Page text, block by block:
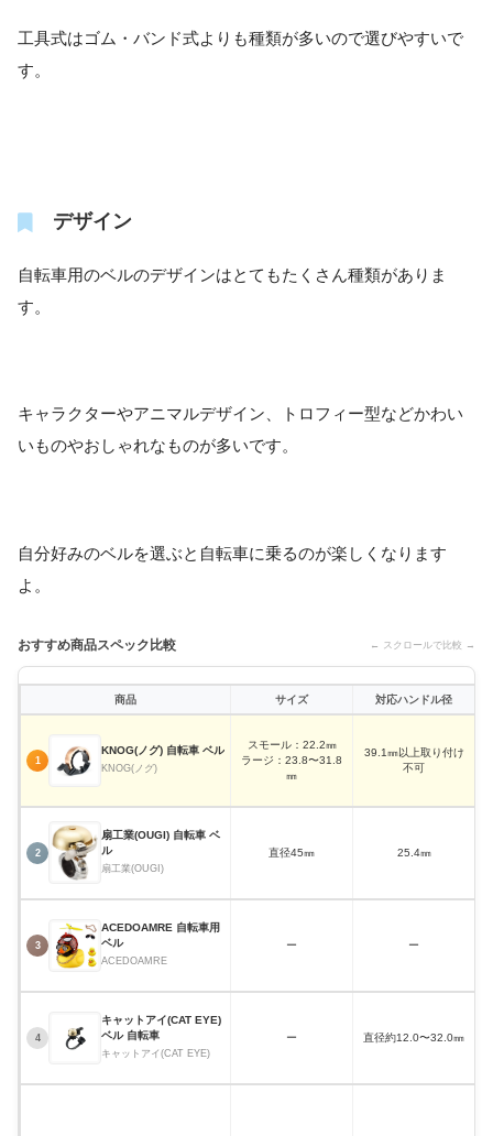
工具式はゴム・バンド式よりも種類が多いので選びやすいで
す。
デザイン
自転車用のベルのデザインはとてもたくさん種類がありま
す。
キャラクターやアニマルデザイン、トロフィー型などかわい
いものやおしゃれなものが多いです。
自分好みのベルを選ぶと自転車に乗るのが楽しくなります
よ。
おすすめ商品スペック比較 ← スクロールで比較 →
商品 サイズ 対応ハンドル径
1
KNOG(ノグ) 自転車 ベル
KNOG(ノグ)
スモール：22.2㎜
ラージ：23.8〜31.8
㎜
39.1㎜以上取り付け
不可
2
扇工業(OUGI) 自転車 ベ
ル
扇工業(OUGI)
直径45㎜ 25.4㎜
3
ACEDOAMRE 自転車用
ベル
ACEDOAMRE
ー ー
4
キャットアイ(CAT EYE)
ベル 自転車
キャットアイ(CAT EYE)
ー 直径約12.0〜32.0㎜